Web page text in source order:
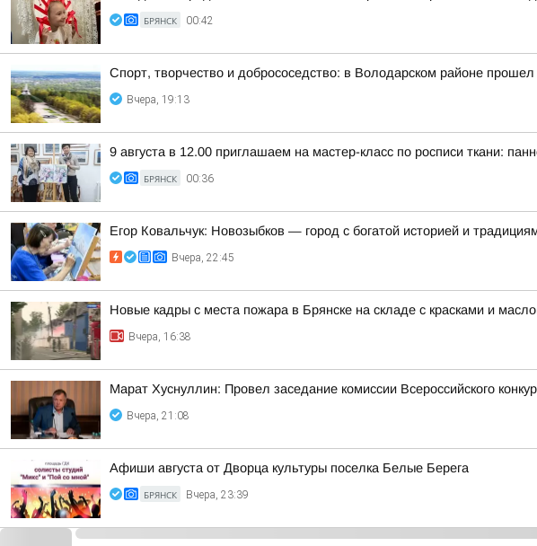
БРЯНСК 00:42
Спорт, творчество и добрососедство: в Володарском районе
Вчера, 19:13
9 августа в 12.00 приглашаем на мастер-класс по росписи ткани:
БРЯНСК 00:36
Егор Ковальчук: Новозыбков — город с богатой историей и
Вчера, 22:45
Новые кадры с места пожара в Брянске на складе с красками и
Вчера, 16:38
Марат Хуснуллин: Провел заседание комиссии Всероссийского
Вчера, 21:08
Афиши августа от Дворца культуры поселка Белые Берега
БРЯНСК Вчера, 23:39